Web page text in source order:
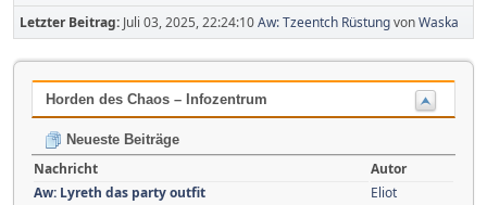
Letzter Beitrag: Juli 03, 2025, 22:24:10Aw: Tzeentch RüstungvonWaska
Horden des Chaos – Infozentrum
Neueste Beiträge
Nachricht
Autor
Aw: Lyreth das party outfit
Eliot